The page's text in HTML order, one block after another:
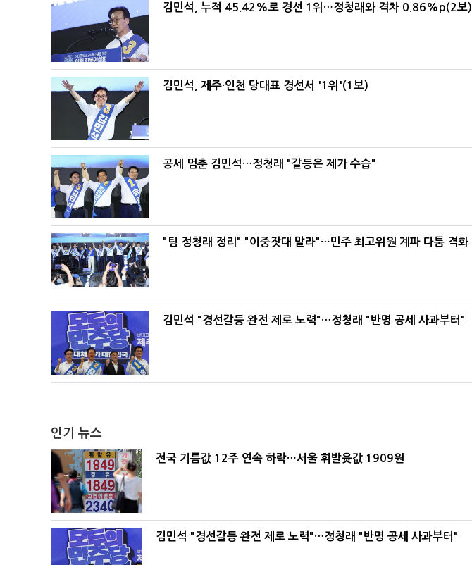
김민석, 누적 45.42%로 경선 1위…정청래와 격차 0.86%p(2보)
김민석, 제주·인천 당대표 경선서 '1위'(1보)
공세 멈춘 김민석…정청래 "갈등은 제가 수습"
"팀 정청래 정리" "이중잣대 말라"…민주 최고위원 계파 다툼 격화
김민석 "경선갈등 완전 제로 노력"…정청래 "반명 공세 사과부터"
인기 뉴스
전국 기름값 12주 연속 하락…서울 휘발윳값 1909원
김민석 "경선갈등 완전 제로 노력"…정청래 "반명 공세 사과부터"